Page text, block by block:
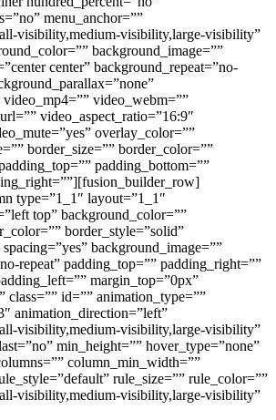
menu_anchor=””
visibility,medium-visibility,large-visibility”
background_image=””
center” background_repeat=”no-
video_mp4=”” video_webm=””
video_aspect_ratio=”16:9″
overlay_color=””
border_size=”” border_color=””
padding_bottom=””
type=”1_1″ layout=”1_1″
top” background_color=””
border_style=”solid”
background_image=””
repeat” padding_top=”” padding_right=””
margin_top=”0px”
class=”” id=”” animation_type=””
animation_direction=”left”
visibility,medium-visibility,large-visibility”
min_height=”” hover_type=”none”
column_min_width=””
rule_size=”” rule_color=””
visibility,medium-visibility,large-visibility”